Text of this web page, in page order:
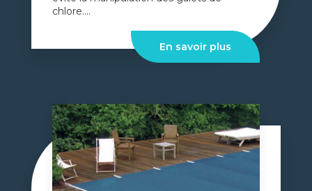
chlore....
En savoir plus